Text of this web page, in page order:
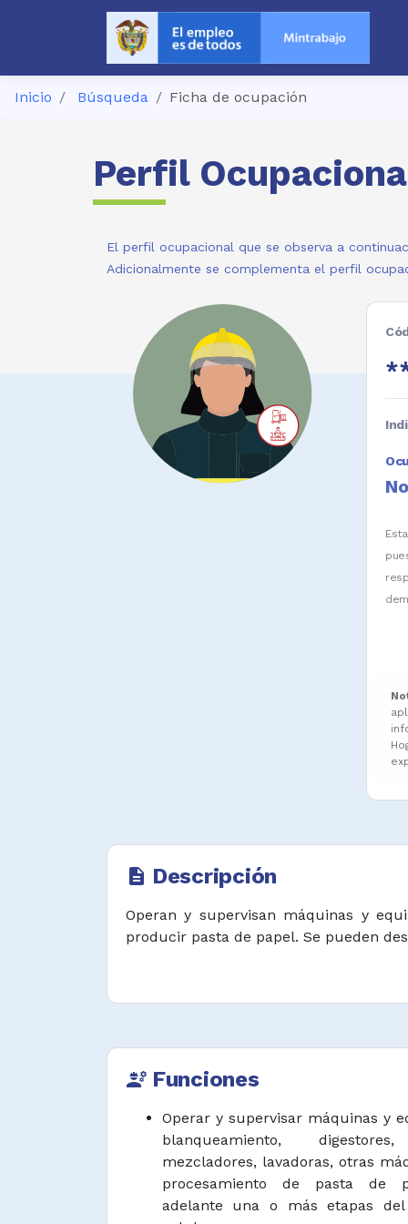
Inicio Búsqueda Ficha de ocupación
Perfil
El perfil ocupacional que se observa a
Adicionalmente se complementa el perfil
description Descripción
Operan y supervisan máquinas y
producir pasta de papel. Se pueden
engineering Funciones
Operar y supervisar máquinas y
blanqueamiento,
mezcladores, lavadoras, otras
procesamiento de pasta de
adelante una o más etapas